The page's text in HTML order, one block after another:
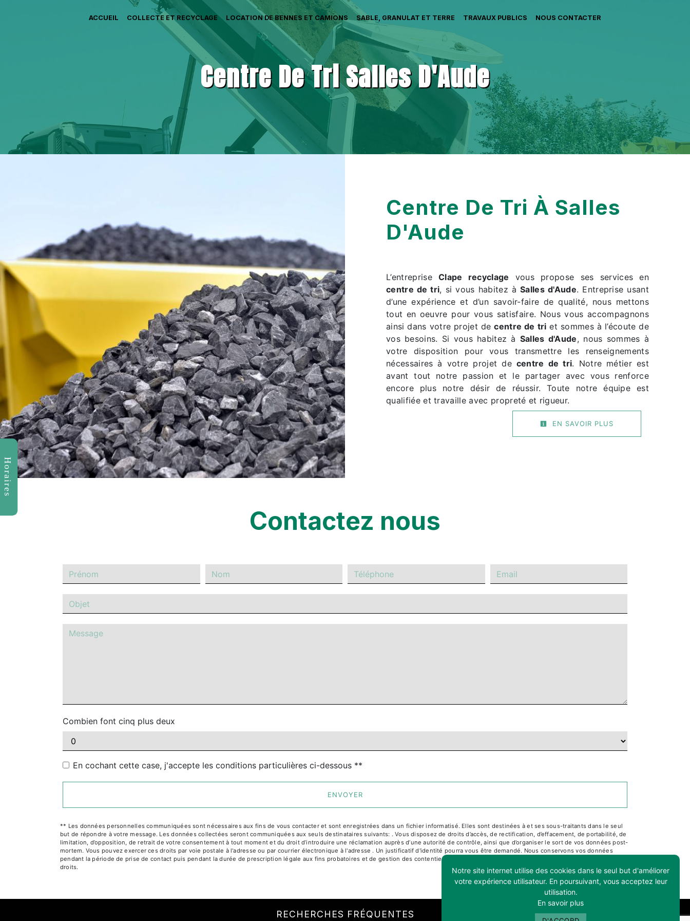
Horaires
ACCUEIL COLLECTE ET RECYCLAGE LOCATION DE BENNES ET CAMIONS SABLE, GRANULAT ET TERRE TRAVAUX PUBLICS NOUS CONTACTER
Centre De Tri Salles D'Aude
Centre De Tri À Salles
D'Aude
L’entreprise Clape recyclage vous propose ses services en
centre de tri, si vous habitez àSalles d'Aude. Entreprise usant
d’une expérience et d’un savoir-faire de qualité, nous mettons
tout en oeuvre pour vous satisfaire. Nous vous accompagnons
ainsi dans votre projet decentre de tri et sommes à l’écoute de
vos besoins. Si vous habitez à Salles d'Aude, nous sommes à
votre disposition pour vous transmettre les renseignements
nécessaires à votre projet de centre de tri. Notre métier est
avant tout notre passion et le partager avec vous renforce
encore plus notre désir de réussir. Toute notre équipe est
qualifiée et travaille avec propreté et rigueur.
EN SAVOIR PLUS
Contactez nous
Combien font cinq plus deux
En cochant cette case, j'accepte les conditions particulières ci-dessous **
ENVOYER
** Les données personnelles communiquées sont nécessaires aux fins de vous contacter et sont enregistrées dans un fichier informatisé. Elles sont destinées à et ses sous-traitants dans le seul
but de répondre à votre message. Les données collectées seront communiquées aux seuls destinataires suivants: . Vous disposez de droits d’accès, de rectification, d’effacement, de portabilité, de
limitation, d’opposition, de retrait de votre consentement à tout moment et du droit d’introduire une réclamation auprès d’une autorité de contrôle, ainsi que d’organiser le sort de vos données post-
mortem. Vous pouvez exercer ces droits par voie postale à l'adresse ou par courrier électronique à l'adresse . Un justificatif d'identité pourra vous être demandé. Nous conservons vos données
pendant la période de prise de contact puis pendant la durée de prescription légale aux fins probatoires et de gestion des contentieux. Consultez le site cnil.fr pour plus d’informations sur vos
droits.
RECHERCHES FRÉQUENTES
Notre site internet utilise des cookies dans le seul but d'améliorer
votre expérience utilisateur. En poursuivant, vous acceptez leur
utilisation.
En savoir plus